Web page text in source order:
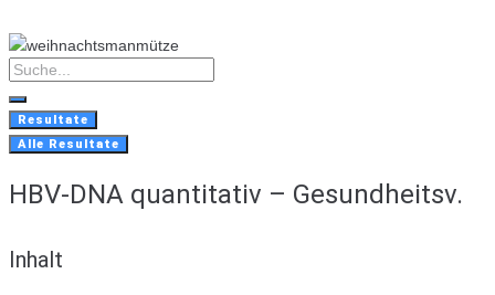
to
content
Search
...
Resultate
Alle Resultate
HBV-DNA quantitativ – Gesundheitsv.
Inhalt